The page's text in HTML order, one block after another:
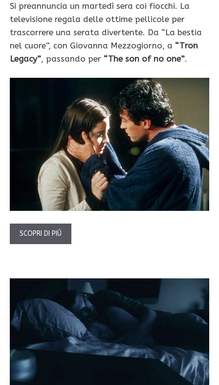
Si preannuncia un martedì sera coi fiocchi. La
televisione regala delle ottime pellicole per
trascorrere una serata divertente. Da “La bestia
nel cuore”, con Giovanna Mezzogiorno, a “Tron
Legacy”, passando per “The son of no one”.
SCOPRI DI PIÙ